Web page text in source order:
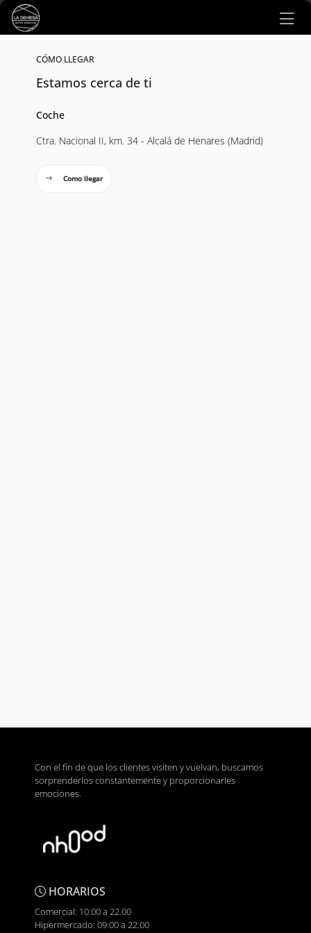
Ir al contenido principal
CÓMO LLEGAR
Estamos cerca de ti
Coche
Ctra. Nacional II, km. 34 - Alcalá de Henares (Madrid)
Como llegar
Con el fin de que los clientes visiten y vuelvan, buscamos
sorprenderlos constantemente y proporcionarles
emociones.
HORARIOS
Comercial: 10:00 a 22.00
Hipermercado: 09:00 a 22:00